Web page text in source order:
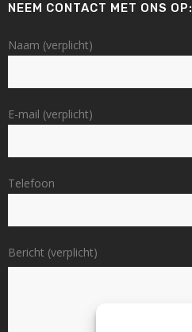
NEEM CONTACT MET ONS OP:
Naam (verplicht)
E-mail (verplicht)
Telefoon
Bericht (verplicht)